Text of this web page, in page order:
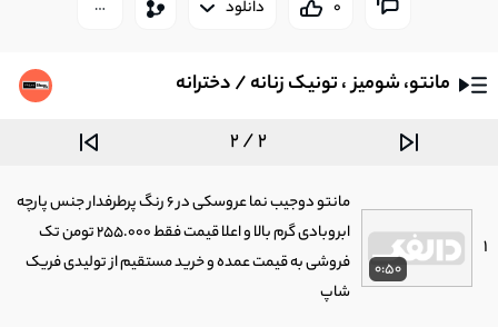
0 دانلود
مانتو، شومیز ، تونیک زنانه / دخترانه
2 / 2
1
0:50
مانتو دوجیب نما عروسکی در 6 رنگ پرطرفدار جنس پارچه
ابروبادی گرم بالا و اعلا قیمت فقط 255.000 تومن تک
فروشی به قیمت عمده و خرید مستقیم از تولیدی فریک
شاپ